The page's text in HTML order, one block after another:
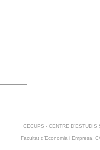
CECUPS - CENTRE
Facultat d’Economia i Empresa.